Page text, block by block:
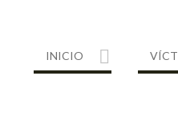
INICIO